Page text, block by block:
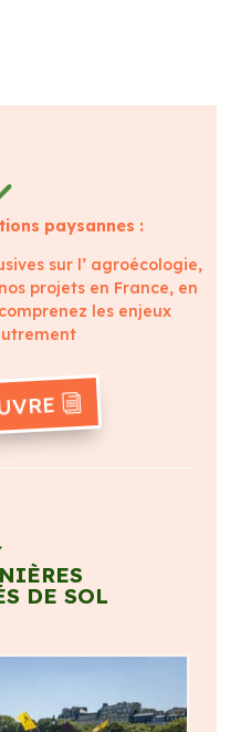
paysannes :
sur l’ agroécologie,
projets en France, en
les enjeux
DE SOL